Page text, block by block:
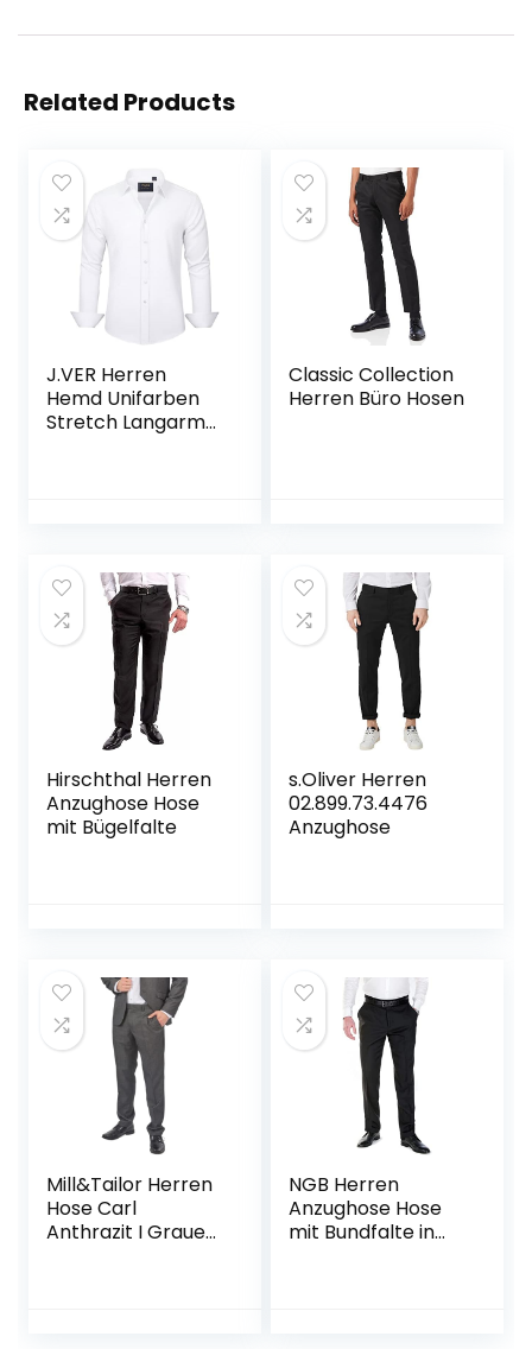
Related Products
J.VER Herren
Hemd Unifarben
Stretch Langarm
Anzug Hemd
Classic Collection
Herren Büro Hosen
Hirschthal Herren
Anzughose Hose
mit Bügelfalte
s.Oliver Herren
02.899.73.4476
Anzughose
Mill&Tailor Herren
Hose Carl
Anthrazit I Graue
NGB Herren
Anzughose Hose
mit Bundfalte in